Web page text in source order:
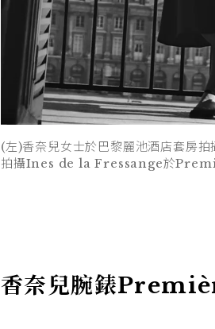
(左)香奈兒女士於巴黎麗池酒店套
拍攝Ines de la Fressange於
香奈兒腕錶